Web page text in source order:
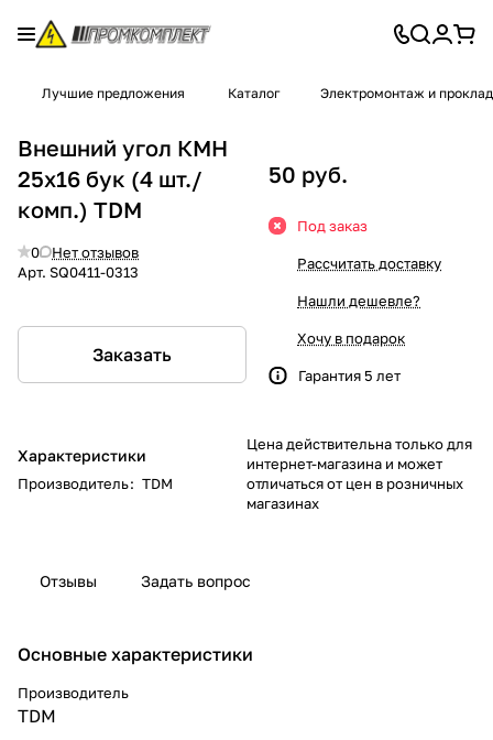
Лучшие предложения Каталог Электромонтаж и
Внешний угол КМН
25х16 бук (4 шт./
комп.) TDM
0
Нет отзывов
Арт. SQ0411-0313
Заказать
Характеристики
Производитель: TDM
50 руб.
Под заказ
Рассчитать доставку
Нашли дешевле?
Хочу в подарок
Гарантия 5 лет
Цена действительна только для
интернет-магазина и может
отличаться от цен в розничных
магазинах
Отзывы Задать вопрос
Основные характеристики
Производитель
TDM